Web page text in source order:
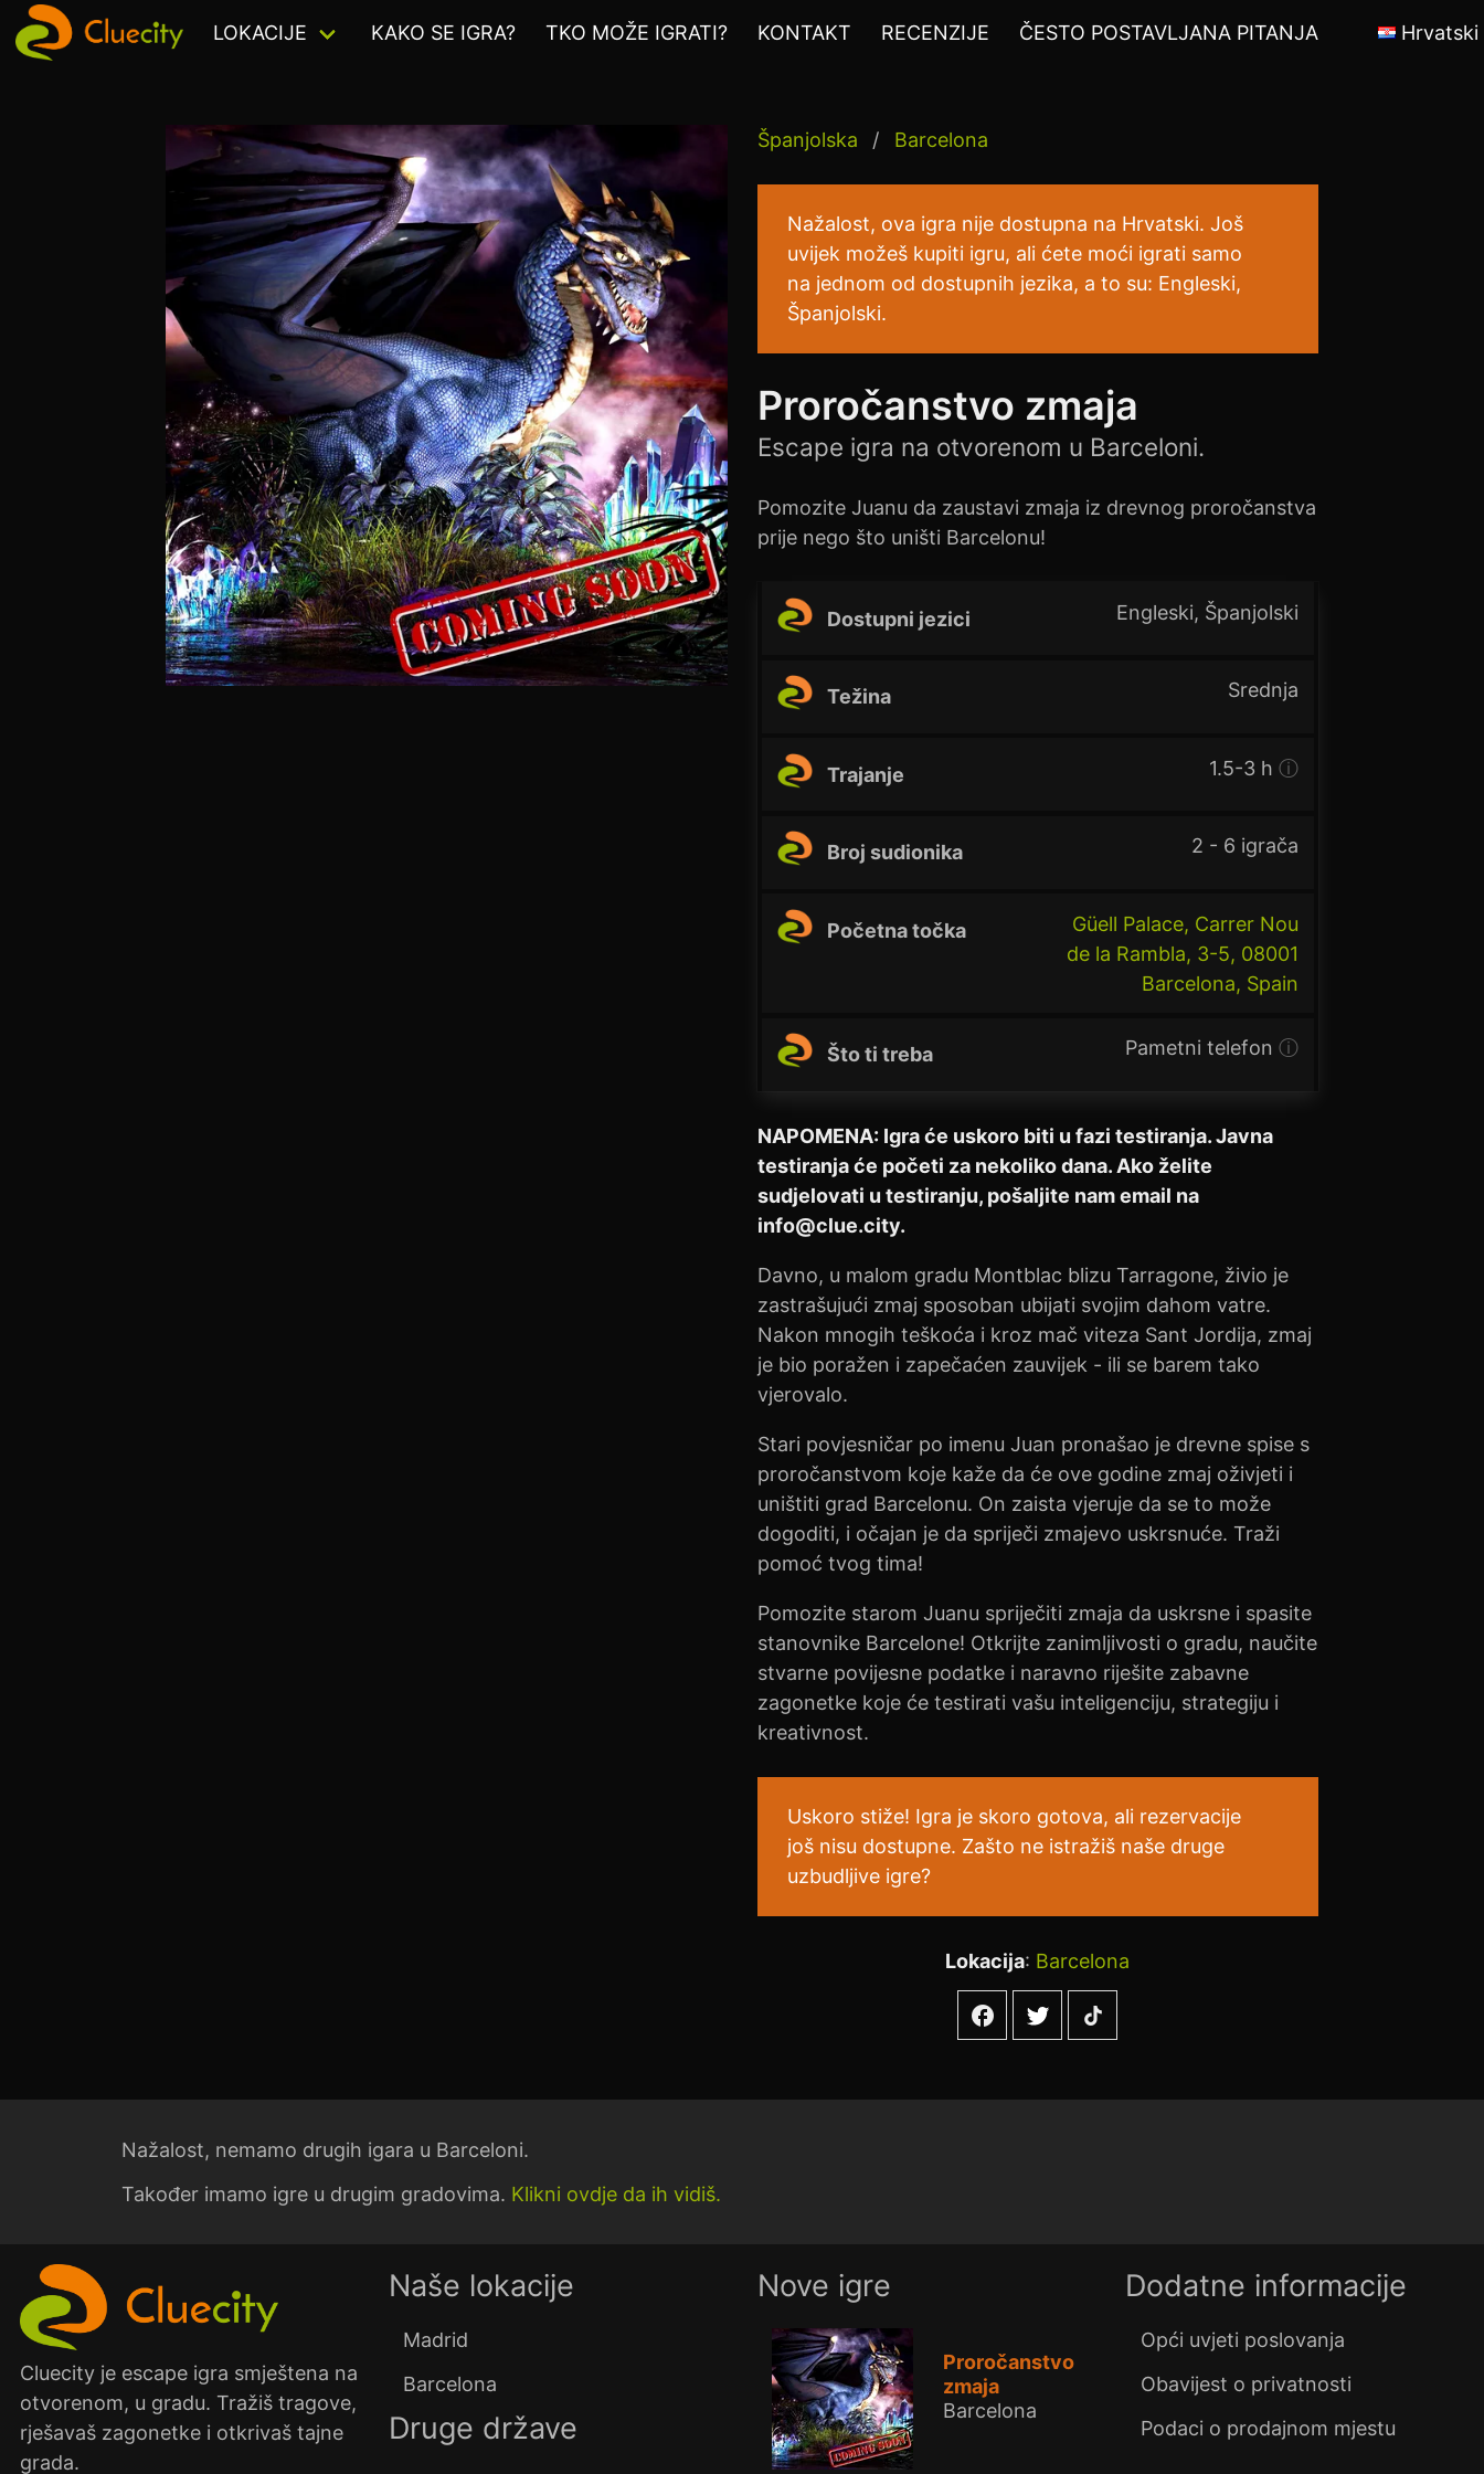
LOKACIJE KAKO SE IGRA? TKO MOŽE IGRATI? KONTAKT RECENZIJE ČESTO POSTAVLJANA PITANJA Hrvatski
Španjolska Barcelona
Nažalost, ova igra nije dostupna na Hrvatski. Još
uvijek možeš kupiti igru, ali ćete moći igrati samo
na jednom od dostupnih jezika, a to su: Engleski,
Španjolski.
Proročanstvo zmaja
Escape igra na otvorenom u Barceloni.
Pomozite Juanu da zaustavi zmaja iz drevnog proročanstva
prije nego što uništi Barcelonu!
Dostupni jezici Engleski, Španjolski
Težina Srednja
Trajanje 1.5-3 h ⓘ
Broj sudionika 2 - 6 igrača
Početna točka
Güell Palace, Carrer Nou
de la Rambla, 3-5, 08001
Barcelona, Spain
Što ti treba Pametni telefon ⓘ
NAPOMENA: Igra će uskoro biti u fazi testiranja. Javna
testiranja će početi za nekoliko dana. Ako želite
sudjelovati u testiranju, pošaljite nam email na
info@clue.city.
Davno, u malom gradu Montblac blizu Tarragone, živio je
zastrašujući zmaj sposoban ubijati svojim dahom vatre.
Nakon mnogih teškoća i kroz mač viteza Sant Jordija, zmaj
je bio poražen i zapečaćen zauvijek - ili se barem tako
vjerovalo.
Stari povjesničar po imenu Juan pronašao je drevne spise s
proročanstvom koje kaže da će ove godine zmaj oživjeti i
uništiti grad Barcelonu. On zaista vjeruje da se to može
dogoditi, i očajan je da spriječi zmajevo uskrsnuće. Traži
pomoć tvog tima!
Pomozite starom Juanu spriječiti zmaja da uskrsne i spasite
stanovnike Barcelone! Otkrijte zanimljivosti o gradu, naučite
stvarne povijesne podatke i naravno riješite zabavne
zagonetke koje će testirati vašu inteligenciju, strategiju i
kreativnost.
Uskoro stiže! Igra je skoro gotova, ali rezervacije
još nisu dostupne. Zašto ne istražiš naše druge
uzbudljive igre?
Lokacija: Barcelona
facebook tiktok
Nažalost, nemamo drugih igara u Barceloni.
Također imamo igre u drugim gradovima. Klikni ovdje da ih vidiš.
Cluecity je escape igra smještena na
otvorenom, u gradu. Tražiš tragove,
rješavaš zagonetke i otkrivaš tajne
grada.
Naše lokacije
Madrid
Barcelona
Druge države
Nove igre
Proročanstvo
zmaja
Barcelona
Dodatne informacije
Opći uvjeti poslovanja
Obavijest o privatnosti
Podaci o prodajnom mjestu